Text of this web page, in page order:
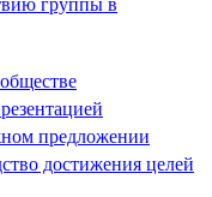
предложении
достижения целей